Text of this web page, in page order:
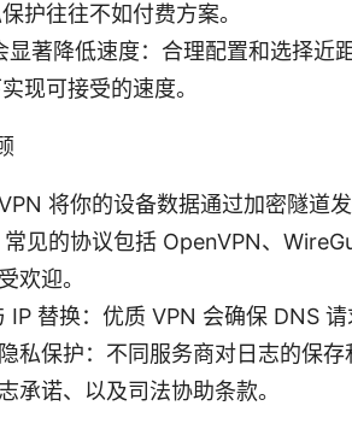
护往往不如付费方案。
显著降低速度：合理配置和选择近
现可接受的速度。
将你的设备数据通过加密隧道
见的协议包括 OpenVPN、
欢迎。
IP 替换：优质 VPN 会确保 DNS
私保护：不同服务商对日志的保
承诺、以及司法协助条款。